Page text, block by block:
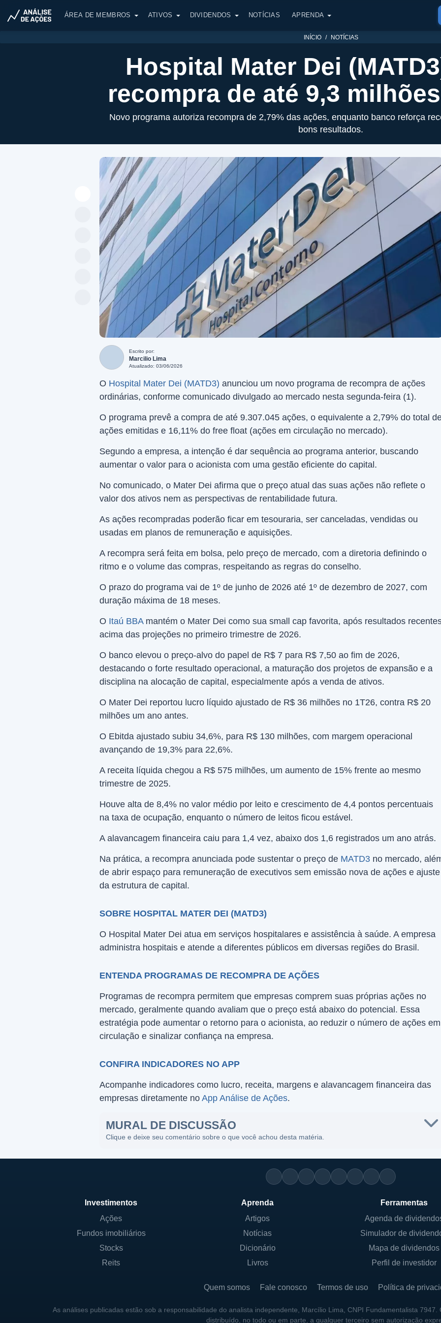
ÁREA DE MEMBROS ATIVOS DIVIDENDOS NOTÍCIAS APRENDA
INÍCIO NOTÍCIAS
Hospital Mater Dei
recompra de até 9,3
Novo programa autoriza recompra de 2,79% das ações, enquanto banco reforça
bons resultados.
Escrito por:
Marcilio Lima
Atualizado: 03/06/2026
O Hospital Mater Dei (MATD3) anunciou um novo programa de recompra de ações
ordinárias, conforme comunicado divulgado ao mercado nesta segunda-feira (1).
O programa prevê a compra de até 9.307.045 ações, o equivalente a 2,79% do total
ações emitidas e 16,11% do free float (ações em circulação no mercado).
Segundo a empresa, a intenção é dar sequência ao programa anterior, buscando
aumentar o valor para o acionista com uma gestão eficiente do capital.
No comunicado, o Mater Dei afirma que o preço atual das suas ações não reflete o
valor dos ativos nem as perspectivas de rentabilidade futura.
As ações recompradas poderão ficar em tesouraria, ser canceladas, vendidas ou
usadas em planos de remuneração e aquisições.
A recompra será feita em bolsa, pelo preço de mercado, com a diretoria definindo o
ritmo e o volume das compras, respeitando as regras do conselho.
O prazo do programa vai de 1º de junho de 2026 até 1º de dezembro de 2027, com
duração máxima de 18 meses.
O Itaú BBAmantém o Mater Dei como sua small cap favorita, após resultados
acima das projeções no primeiro trimestre de 2026.
O banco elevou o preço-alvo do papel de R$ 7 para R$ 7,50 ao fim de 2026,
destacando o forte resultado operacional, a maturação dos projetos de expansão e a
disciplina na alocação de capital, especialmente após a venda de ativos.
O Mater Dei reportou lucro líquido ajustado de R$ 36 milhões no 1T26, contra R$ 20
milhões um ano antes.
O Ebitda ajustado subiu 34,6%, para R$ 130 milhões, com margem operacional
avançando de 19,3% para 22,6%.
A receita líquida chegou a R$ 575 milhões, um aumento de 15% frente ao mesmo
trimestre de 2025.
Houve alta de 8,4% no valor médio por leito e crescimento de 4,4 pontos percentuais
na taxa de ocupação, enquanto o número de leitos ficou estável.
A alavancagem financeira caiu para 1,4 vez, abaixo dos 1,6 registrados um ano atrás.
Na prática, a recompra anunciada pode sustentar o preço de MATD3 no mercado,
de abrir espaço para remuneração de executivos sem emissão nova de ações e ajuste
da estrutura de capital.
SOBRE HOSPITAL MATER DEI (MATD3)
O Hospital Mater Dei atua em serviços hospitalares e assistência à saúde. A empresa
administra hospitais e atende a diferentes públicos em diversas regiões do Brasil.
ENTENDA PROGRAMAS DE RECOMPRA DE AÇÕES
Programas de recompra permitem que empresas comprem suas próprias ações no
mercado, geralmente quando avaliam que o preço está abaixo do potencial. Essa
estratégia pode aumentar o retorno para o acionista, ao reduzir o número de ações em
circulação e sinalizar confiança na empresa.
CONFIRA INDICADORES NO APP
Acompanhe indicadores como lucro, receita, margens e alavancagem financeira das
empresas diretamente no App Análise de Ações.
MURAL DE DISCUSSÃO
Clique e deixe seu comentário sobre o que você achou desta matéria.
Investimentos
Ações
Fundos imobiliários
Stocks
Reits
Aprenda
Artigos
Notícias
Dicionário
Livros
Ferramentas
Agenda de
Simulador de
Mapa de dividendos
Perfil de investidor
Quem somos Fale conosco Termos de uso Política de
As análises publicadas estão sob a responsabilidade do analista independente, Marcílio Lima, CNPI Fundamentalista
distribuído, no todo ou em parte, a qualquer terceiro sem autorização